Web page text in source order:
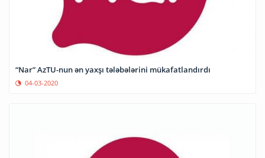
“Nar” AzTU-nun ən yaxşı tələbələrini mükafatlandırdı
04-03-2020